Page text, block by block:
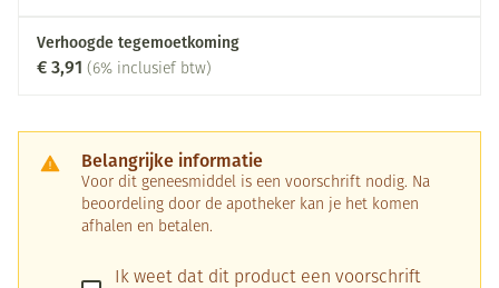
Verhoogde tegemoetkoming
€ 3,91 (6% inclusief btw)
Belangrijke informatie
Voor dit geneesmiddel is een voorschrift nodig. Na
beoordeling door de apotheker kan je het komen
afhalen en betalen.
Ik weet dat dit product een voorschrift